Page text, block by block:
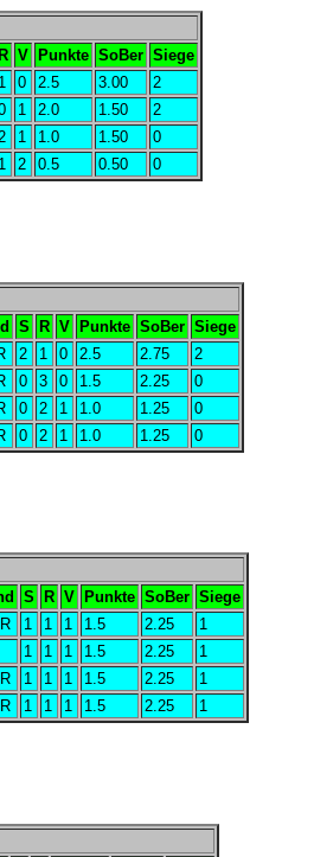
R V Punkte SoBer Siege
1 0 2.5 3.00
2
1 2.0 1.50
2
1 1.0 1.50
0
1 2 0.5 0.50 0
S R V Punkte SoBer Siege
2 1 0 2.5 2.75
2
0 3 0 1.5 2.25
0
0 2 1 1.0 1.25
0
0 2 1 1.0 1.25 0
S R V Punkte SoBer Siege
1 1 1 1.5 2.25
1
1 1 1 1.5 2.25
1
1 1 1 1.5 2.25
1
1 1 1 1.5 2.25 1